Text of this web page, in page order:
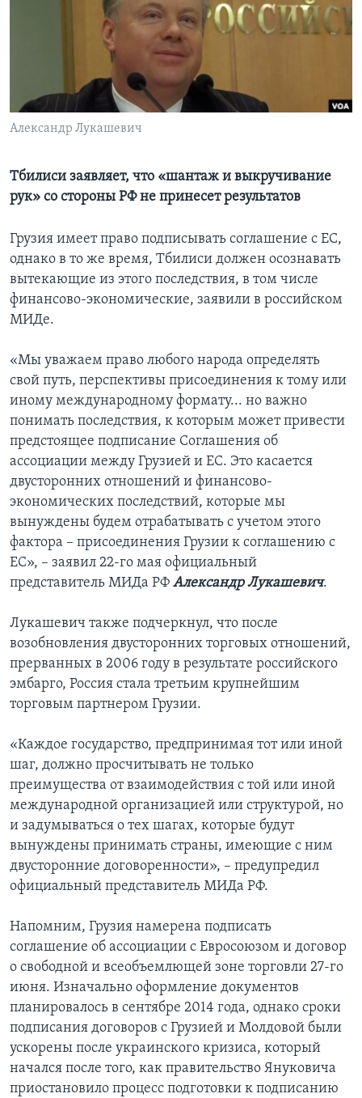
Learning English
Александр Лукашевич
Тбилиси заявляет, что «шантаж и выкручивание
рук» со стороны РФ не принесет результатов
Грузия имеет право подписывать соглашение с ЕС,
однако в то же время, Тбилиси должен осознавать
вытекающие из этого последствия, в том числе
финансово-экономические, заявили в российском
МИДе.
«Мы уважаем право любого народа определять
свой путь, перспективы присоединения к тому или
иному международному формату... но важно
понимать последствия, к которым может привести
предстоящее подписание Соглашения об
ассоциации между Грузией и ЕС. Это касается
двусторонних отношений и финансово-
экономических последствий, которые мы
вынуждены будем отрабатывать с учетом этого
фактора – присоединения Грузии к соглашению с
ЕС», – заявил 22-го мая официальный
представитель МИДа РФ Александр Лукашевич.
Лукашевич также подчеркнул, что после
возобновления двусторонних торговых отношений,
прерванных в 2006 году в результате российского
эмбарго, Россия стала третьим крупнейшим
торговым партнером Грузии.
«Каждое государство, предпринимая тот или иной
шаг, должно просчитывать не только
преимущества от взаимодействия с той или иной
международной организацией или структурой, но
и задумываться о тех шагах, которые будут
вынуждены принимать страны, имеющие с ним
двусторонние договоренности», – предупредил
официальный представитель МИДа РФ.
Напомним, Грузия намерена подписать
соглашение об ассоциации с Евросоюзом и договор
о свободной и всеобъемлющей зоне торговли 27-го
июня. Изначально оформление документов
планировалось в сентябре 2014 года, однако сроки
подписания договоров с Грузией и Молдовой были
ускорены после украинского кризиса, который
начался после того, как правительство Януковича
приостановило процесс подготовки к подписанию